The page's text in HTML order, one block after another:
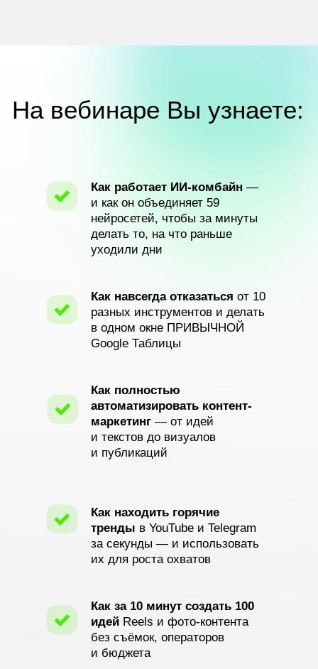
На вебинаре Вы узнаете:
Как работает ИИ-комбайн —
и как он объединяет 59
нейросетей, чтобы за минуты
делать то, на что раньше
уходили дни
Как навсегда отказаться от 10
разных инструментов и делать
в одном окне ПРИВЫЧНОЙ
Google Таблицы
Как полностью
автоматизировать контент-
маркетинг — от идей
и текстов до визуалов
и публикаций
Как находить горячие
тренды в YouTube и Telegram
за секунды — и использовать
их для роста охватов
Как за 10 минут создать 100
идей Reels и фото-контента
без съёмок, операторов
и бюджета